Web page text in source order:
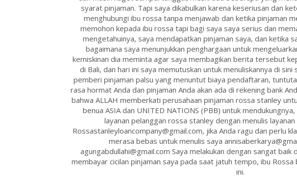
syarat pinjaman. Tapi saya dikabulkan karena keseriusan dan
menghubungi ibu rossa tanpa menjawab dan ketika pinjaman
memohon kepada ibu rossa tapi bagi saya saya serius dan
mengetahuinya, saya mendapatkan pinjaman saya, dan ketika
bagaimana saya menunjukkan penghargaan untuk
kemiskinan dia meminta agar saya membagikan berita tersebut
di Bali, dan hari ini saya memutuskan untuk menuliskannya di
pemberi pinjaman palsu yang menuntut biaya pendaftaran,
rasa hormat Anda dan pinjaman Anda akan ada di rekening bank
bahwa ALLAH memberkati perusahaan pinjaman rossa stanley
benua ASIA dan UNITED NATIONS (PBB) untuk
layanan pelanggan rossa stanley dengan menulis
Rossastanleyloancompany@gmail.com, jika Anda ragu dan perlu
merasa bebas untuk menulis saya
agungabdullahi@gmail.com Saya melakukan dengan sangat
membayar cicilan pinjaman saya pada saat jatuh tempo, ibu Rossa
ini.